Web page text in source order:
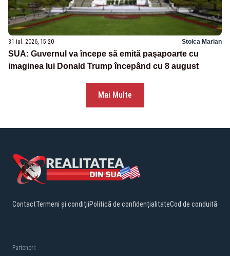
31 iul. 2026, 15:20 Stoica Marian
SUA: Guvernul va începe să emită paşapoarte cu
imaginea lui Donald Trump începând cu 8 august
Mai Multe
ContactTermeni și condițiiPolitică de confidențialitateCod de conduită
Parteneri: